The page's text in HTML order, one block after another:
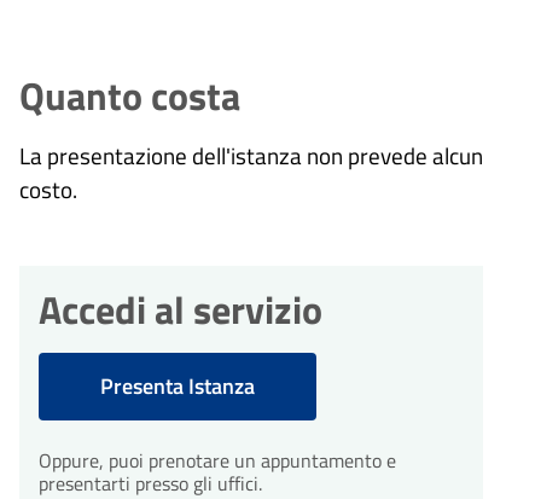
Quanto costa
La presentazione dell'istanza non prevede alcun
costo.
Accedi al servizio
Presenta Istanza
Oppure, puoi prenotare un appuntamento e
presentarti presso gli uffici.